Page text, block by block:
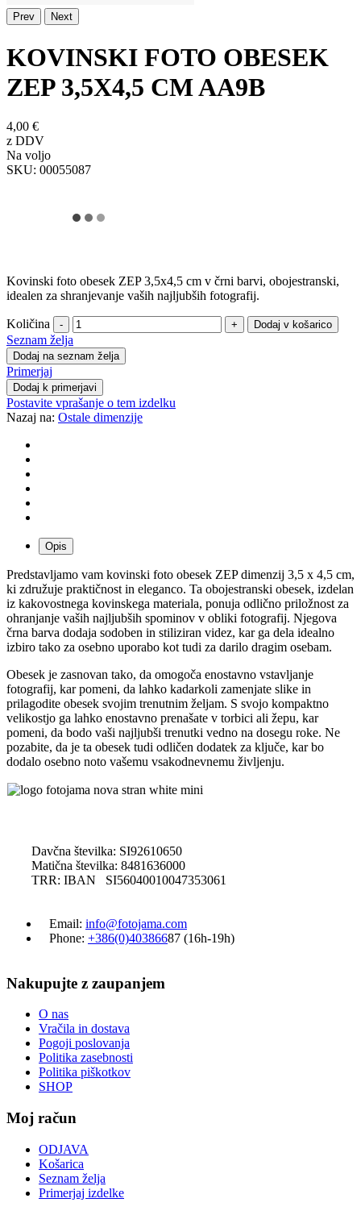
Prev Next
KOVINSKI FOTO OBESEK
ZEP 3,5X4,5 CM AA9B
4,00 €
z DDV
Na voljo
SKU: 00055087
Kovinski foto obesek ZEP 3,5x4,5 cm v črni barvi, obojestranski,
idealen za shranjevanje vaših najljubših fotografij.
Količina - +
Seznam želja
Dodaj na seznam želja
Primerjaj
Dodaj k primerjavi
Postavite vprašanje o tem izdelku
Nazaj na: Ostale dimenzije
Opis
Predstavljamo vam kovinski foto obesek ZEP dimenzij 3,5 x 4,5 cm,
ki združuje praktičnost in eleganco. Ta obojestranski obesek, izdelan
iz kakovostnega kovinskega materiala, ponuja odlično priložnost za
ohranjanje vaših najljubših spominov v obliki fotografij. Njegova
črna barva dodaja sodoben in stiliziran videz, kar ga dela idealno
izbiro tako za osebno uporabo kot tudi za darilo dragim osebam.
Obesek je zasnovan tako, da omogoča enostavno vstavljanje
fotografij, kar pomeni, da lahko kadarkoli zamenjate slike in
prilagodite obesek svojim trenutnim željam. S svojo kompaktno
velikostjo ga lahko enostavno prenašate v torbici ali žepu, kar
pomeni, da bodo vaši najljubši trenutki vedno na dosegu roke. Ne
pozabite, da je ta obesek tudi odličen dodatek za ključe, kar bo
dodalo osebno noto vašemu vsakodnevnemu življenju.
Davčna številka: SI92610650
Matična številka: 8481636000
TRR: IBAN SI56040010047353061
Email: info@fotojama.com
Phone: +386(0)40386687 (16h-19h)
Nakupujte z zaupanjem
O nas
Vračila in dostava
Pogoji poslovanja
Politika zasebnosti
Politika piškotkov
SHOP
Moj račun
ODJAVA
Košarica
Seznam želja
Primerjaj izdelke